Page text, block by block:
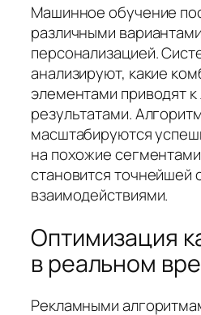
Машинное обучение
различными вариантами
персонализацией.
анализируют, какие
элементами приводят
результатами.
масштабируются
на похожие
становится точнейшей
взаимодействиями.
Оптимизация
в реальном
Рекламными